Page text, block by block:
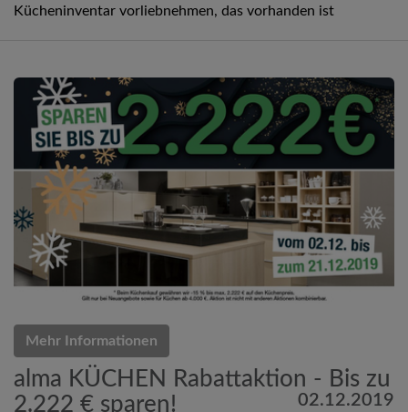
Kücheninventar vorliebnehmen, das vorhanden ist
Mehr Informationen
alma KÜCHEN Rabattaktion - Bis zu
2.222 € sparen!
02.12.2019